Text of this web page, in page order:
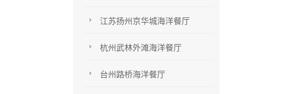
江苏扬州京华城海洋餐厅
杭州武林外滩海洋餐厅
台州路桥海洋餐厅